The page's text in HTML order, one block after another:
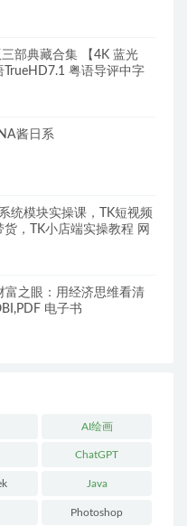
三部典藏合集 【4K 蓝光
TrueHD7.1 粤语导评中字
酱日系
统模块实操课，TK短视频
，TK小店端实操教程 网
富之眼：用经济思维看清
电子书
AI绘画
ChatGPT
Java
Photoshop